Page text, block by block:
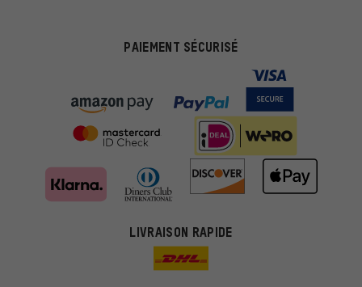
PAIEMENT SÉCURISÉ
LIVRAISON RAPIDE